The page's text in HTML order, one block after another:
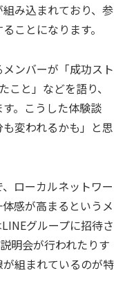
み込まれており、参
ことになります。
ンバーが「成功スト
こと」などを語り、
。こうした体験談
変われるかも」と思
ローカルネットワー
感が高まるというメ
グループに招待さ
明会が行われたりす
組まれているのが特